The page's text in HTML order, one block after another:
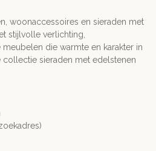
woonaccessoires en sieraden met
stijlvolle verlichting,
die warmte en karakter in
collectie sieraden met edelstenen